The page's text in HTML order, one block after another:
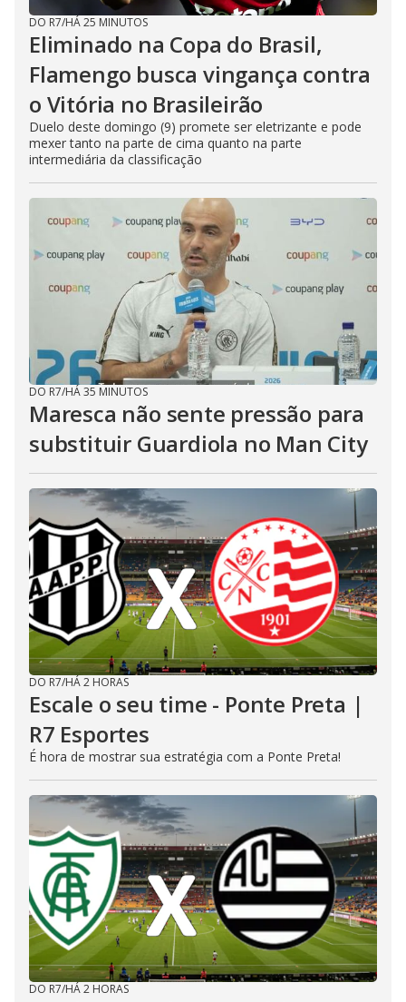
DO R7/HÁ 25 MINUTOS
Eliminado na Copa do Brasil,
Flamengo busca vingança contra
o Vitória no Brasileirão
Duelo deste domingo (9) promete ser eletrizante e pode
mexer tanto na parte de cima quanto na parte
intermediária da classificação
DO R7/HÁ 35 MINUTOS
Maresca não sente pressão para
substituir Guardiola no Man City
DO R7/HÁ 2 HORAS
Escale o seu time - Ponte Preta |
R7 Esportes
É hora de mostrar sua estratégia com a Ponte Preta!
DO R7/HÁ 2 HORAS